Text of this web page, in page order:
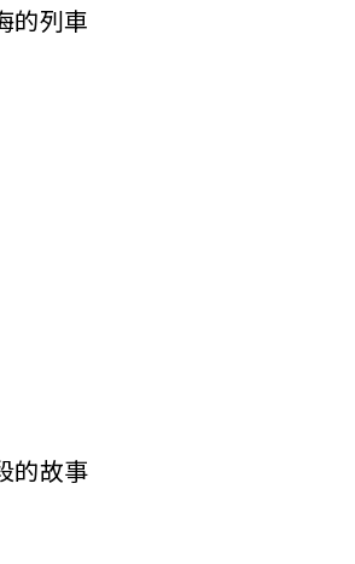
的列車
的故事